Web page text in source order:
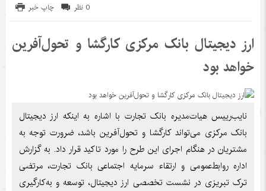
چاپ خبر 0 نظر
ارز دیجیتال بانک مرکزی کارگشا و تحول‌آفرین
خواهد بود
نایب‌رییس هیات‌مدیره بانک تجارت با اشاره به اینکه ارز دیجیتال
بانک مرکزی می‌تواند کارگشا و تحول‌آفرین باشد، ضرورت توجه به
مشتریان در هنگام اجرای این طرح را مورد تاکید قرار داد. به گزارش
اداره روابط‌عمومی و ارتقاء سرمایه اجتماعی بانک تجارت، مرتضی
ترک تبریزی در نشست تخصصی ارز دیجیتال، توسعه و به‌کارگیری